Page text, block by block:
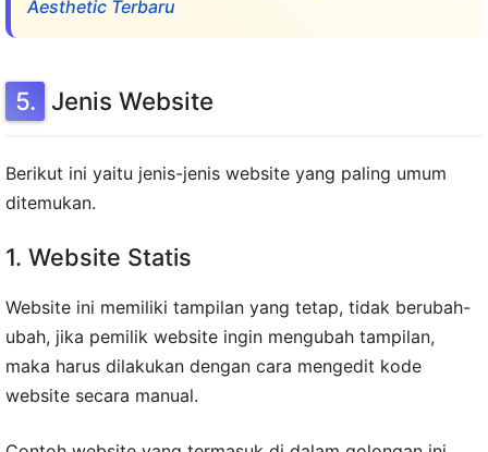
Aesthetic Terbaru
Jenis Website
Berikut ini yaitu jenis-jenis website yang paling umum
ditemukan.
1. Website Statis
Website ini memiliki tampilan yang tetap, tidak berubah-
ubah, jika pemilik website ingin mengubah tampilan,
maka harus dilakukan dengan cara mengedit kode
website secara manual.